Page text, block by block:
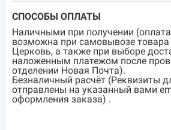
СПОСОБЫ ОПЛАТЫ
Наличными при получении
возможна при самовывозе товара
Церковь, а также при выборе
наложенным платежом после
отделении Новая Почта).
Безналичный расчёт (Реквизиты
отправлены на указанный вами
оформления заказа) .